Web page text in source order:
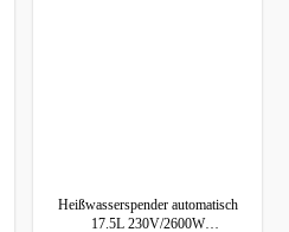
Heißwasserspender automatisch
17.5L 230V/2600W